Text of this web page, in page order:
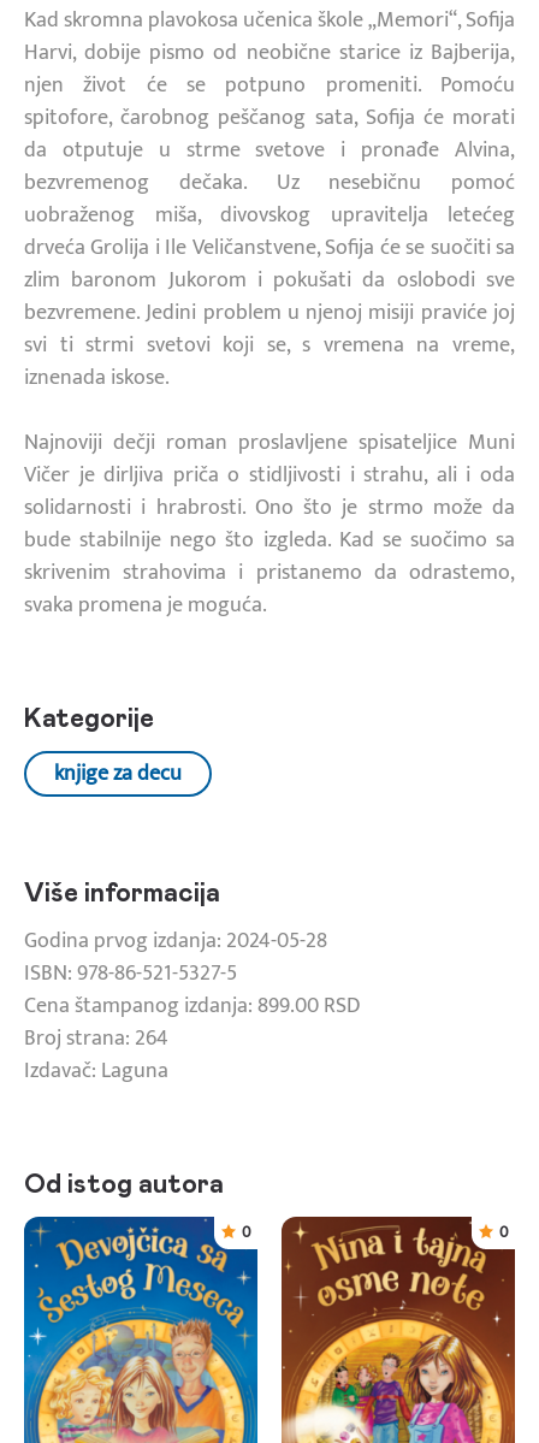
Kad skromna plavokosa učenica škole „Memori“, Sofija
Harvi, dobije pismo od neobične starice iz Bajberija,
njen život će se potpuno promeniti. Pomoću
spitofore, čarobnog peščanog sata, Sofija će morati
da otputuje u strme svetove i pronađe Alvina,
bezvremenog dečaka. Uz nesebičnu pomoć
uobraženog miša, divovskog upravitelja letećeg
drveća Grolija i Ile Veličanstvene, Sofija će se suočiti sa
zlim baronom Jukorom i pokušati da oslobodi sve
bezvremene. Jedini problem u njenoj misiji praviće joj
svi ti strmi svetovi koji se, s vremena na vreme,
iznenada iskose.
Najnoviji dečji roman proslavljene spisateljice Muni
Vičer je dirljiva priča o stidljivosti i strahu, ali i oda
solidarnosti i hrabrosti. Ono što je strmo može da
bude stabilnije nego što izgleda. Kad se suočimo sa
skrivenim strahovima i pristanemo da odrastemo,
svaka promena je moguća.
Kategorije
knjige za decu
Više informacija
Godina prvog izdanja: 2024-05-28
ISBN: 978-86-521-5327-5
Cena štampanog izdanja: 899.00 RSD
Broj strana: 264
Izdavač: Laguna
Od istog autora
0
0